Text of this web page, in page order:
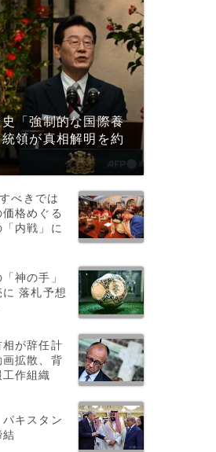
「強制的な国際養
領が真相解明を約
べきでは
格めぐる
内戦」に
神の手」
落札予想
相が辞任計
拡散、背
作組織
キスタン
結